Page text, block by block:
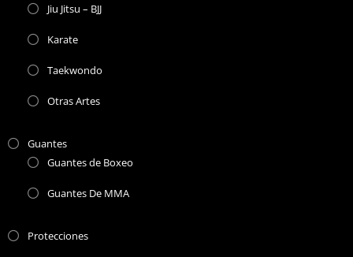
Jiu Jitsu – BJJ
Karate
Taekwondo
Otras Artes
Guantes
Guantes de Boxeo
Guantes De MMA
Protecciones